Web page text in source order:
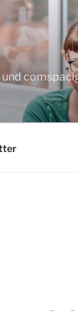
und